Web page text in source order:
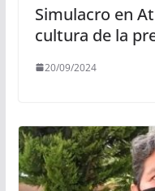
Simulacro en
cultura de la
20/09/2024